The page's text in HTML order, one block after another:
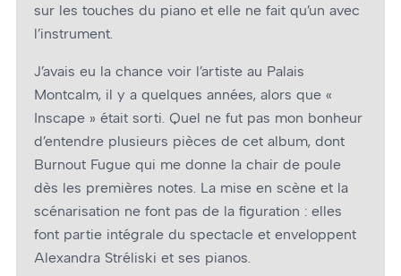
sur les touches du piano et elle ne fait qu’un avec
l’instrument.
J’avais eu la chance voir l’artiste au Palais
Montcalm, il y a quelques années, alors que «
Inscape » était sorti. Quel ne fut pas mon bonheur
d’entendre plusieurs pièces de cet album, dont
Burnout Fugue qui me donne la chair de poule
dès les premières notes. La mise en scène et la
scénarisation ne font pas de la figuration : elles
font partie intégrale du spectacle et enveloppent
Alexandra Stréliski et ses pianos.